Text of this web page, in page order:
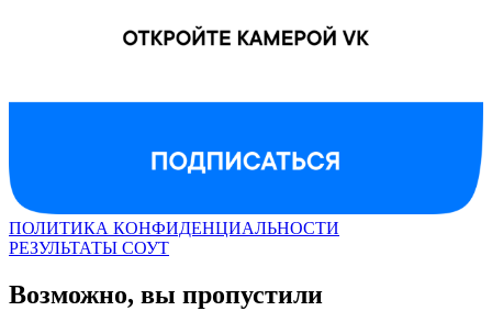
ПОЛИТИКА КОНФИДЕНЦИАЛЬНОСТИ
РЕЗУЛЬТАТЫ СОУТ
Возможно, вы пропустили